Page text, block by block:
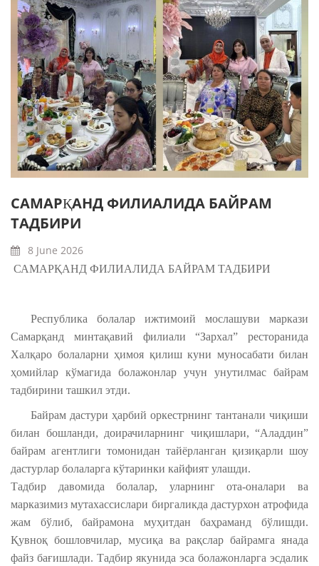
САМАРҚАНД ФИЛИАЛИДА БАЙРАМ
ТАДБИРИ
8 June 2026
САМАРҚАНД ФИЛИАЛИДА БАЙРАМ ТАДБИРИ
Республика болалар ижтимоий мослашуви маркази
Самарқанд минтақавий филиали “Зархал” ресторанида
Халқаро болаларни ҳимоя қилиш куни муносабати билан
ҳомийлар кўмагида болажонлар учун унутилмас байрам
тадбирини ташкил этди.
Байрам дастури ҳарбий оркестрнинг тантанали чиқиши
билан бошланди, доирачиларнинг чиқишлари, “Аладдин”
байрам агентлиги томонидан тайёрланган қизиқарли шоу
дастурлар болаларга кўтаринки кайфият улашди.
Тадбир давомида болалар, уларнинг ота-оналари ва
марказимиз мутахассислари биргаликда дастурхон атрофида
жам бўлиб, байрамона муҳитдан баҳраманд бўлишди.
Қувноқ бошловчилар, мусиқа ва рақслар байрамга янада
файз бағишлади. Тадбир якунида эса болажонларга эсдалик